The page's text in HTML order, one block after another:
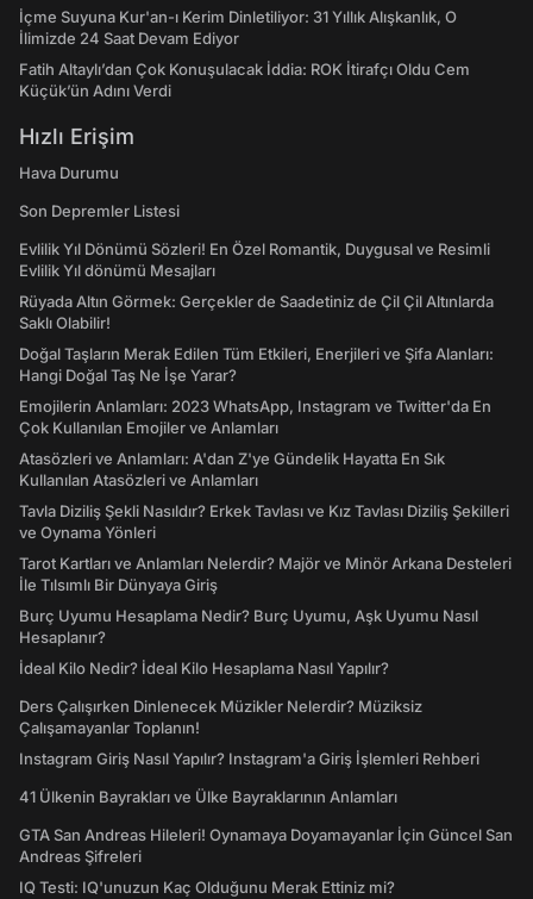
İçme Suyuna Kur'an-ı Kerim Dinletiliyor: 31 Yıllık Alışkanlık, O
İlimizde 24 Saat Devam Ediyor
Fatih Altaylı’dan Çok Konuşulacak İddia: ROK İtirafçı Oldu Cem
Küçük’ün Adını Verdi
Hızlı Erişim
Hava Durumu
Son Depremler Listesi
Evlilik Yıl Dönümü Sözleri! En Özel Romantik, Duygusal ve Resimli
Evlilik Yıl dönümü Mesajları
Rüyada Altın Görmek: Gerçekler de Saadetiniz de Çil Çil Altınlarda
Saklı Olabilir!
Doğal Taşların Merak Edilen Tüm Etkileri, Enerjileri ve Şifa Alanları:
Hangi Doğal Taş Ne İşe Yarar?
Emojilerin Anlamları: 2023 WhatsApp, Instagram ve Twitter'da En
Çok Kullanılan Emojiler ve Anlamları
Atasözleri ve Anlamları: A'dan Z'ye Gündelik Hayatta En Sık
Kullanılan Atasözleri ve Anlamları
Tavla Diziliş Şekli Nasıldır? Erkek Tavlası ve Kız Tavlası Diziliş Şekilleri
ve Oynama Yönleri
Tarot Kartları ve Anlamları Nelerdir? Majör ve Minör Arkana Desteleri
İle Tılsımlı Bir Dünyaya Giriş
Burç Uyumu Hesaplama Nedir? Burç Uyumu, Aşk Uyumu Nasıl
Hesaplanır?
İdeal Kilo Nedir? İdeal Kilo Hesaplama Nasıl Yapılır?
Ders Çalışırken Dinlenecek Müzikler Nelerdir? Müziksiz
Çalışamayanlar Toplanın!
Instagram Giriş Nasıl Yapılır? Instagram'a Giriş İşlemleri Rehberi
41 Ülkenin Bayrakları ve Ülke Bayraklarının Anlamları
GTA San Andreas Hileleri! Oynamaya Doyamayanlar İçin Güncel San
Andreas Şifreleri
IQ Testi: IQ'unuzun Kaç Olduğunu Merak Ettiniz mi?